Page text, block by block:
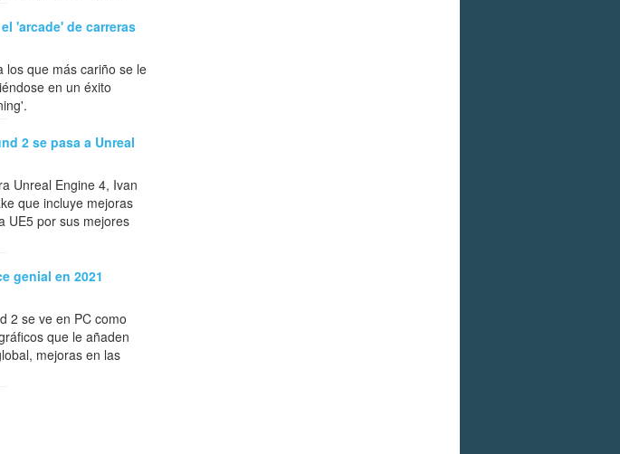
'arcade' de carreras
los que más cariño se le
en un éxito
2 se pasa a Unreal
Unreal Engine 4, Ivan
que incluye mejoras
UE5 por sus mejores
genial en 2021
2 se ve en PC como
que le añaden
mejoras en las